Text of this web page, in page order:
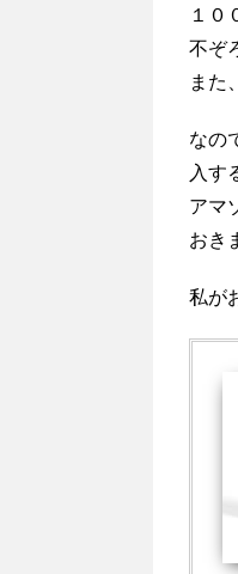
１０
不ぞ
また
なの
入す
アマ
おき
私が